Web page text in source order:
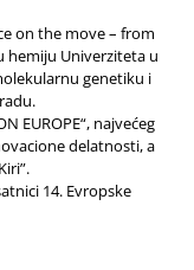
on the move – from
hemiju Univerziteta u
genetiku i
EUROPE“, najvećeg
delatnosti, a
14. Evropske